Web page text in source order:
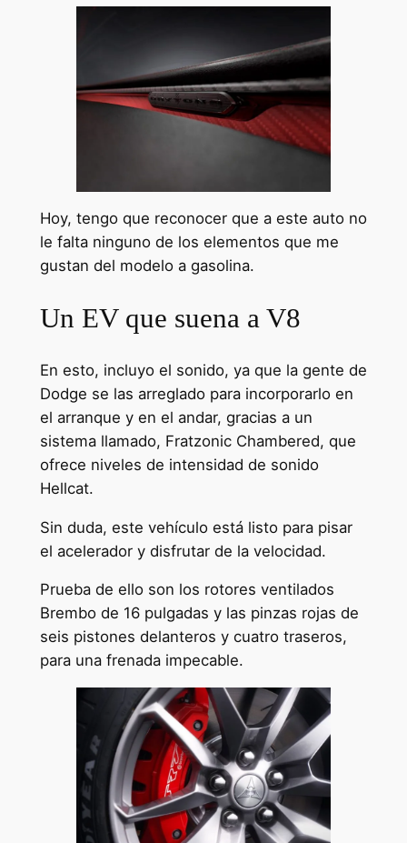
Hoy, tengo que reconocer que a este auto no
le falta ninguno de los elementos que me
gustan del modelo a gasolina.
Un EV que suena a V8
En esto, incluyo el sonido, ya que la gente de
Dodge se las arreglado para incorporarlo en
el arranque y en el andar, gracias a un
sistema llamado, Fratzonic Chambered, que
ofrece niveles de intensidad de sonido
Hellcat.
Sin duda, este vehículo está listo para pisar
el acelerador y disfrutar de la velocidad.
Prueba de ello son los rotores ventilados
Brembo de 16 pulgadas y las pinzas rojas de
seis pistones delanteros y cuatro traseros,
para una frenada impecable.